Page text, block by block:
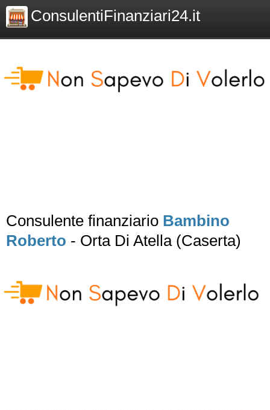
ConsulentiFinanziari24.it
Consulente finanziario Bambino
Roberto - Orta Di Atella (Caserta)